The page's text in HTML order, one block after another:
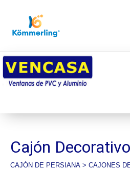
Productos
Cajón Decorativo
CAJÓN DE PERSIANA > CAJONES